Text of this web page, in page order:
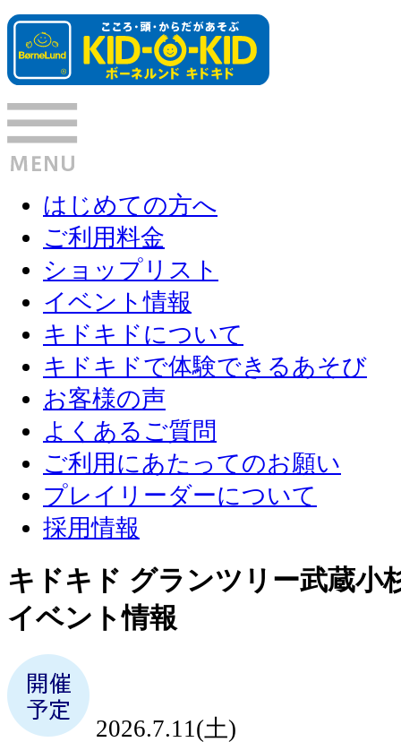
はじめての方へ
ご利用料金
ショップリスト
イベント情報
キドキドについて
キドキドで体験できるあそび
お客様の声
よくあるご質問
ご利用にあたってのお願い
プレイリーダーについて
採用情報
キドキド グランツリー武蔵小
イベント情報
2026.7.11(土)